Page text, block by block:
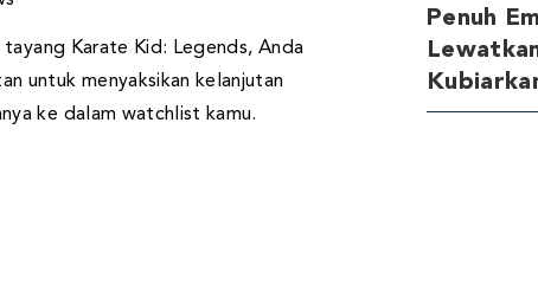
Karate Kid: Legends, Anda
untuk menyaksikan kelanjutan
ke dalam watchlist kamu.
Penuh